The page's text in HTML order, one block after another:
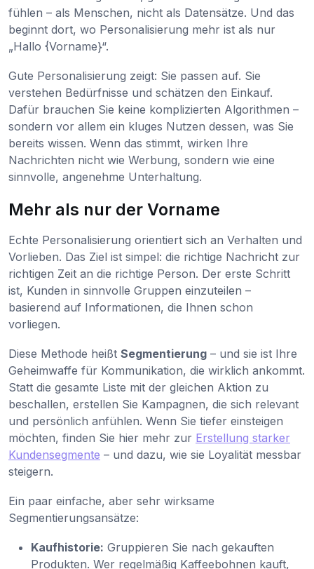
fühlen – als Menschen, nicht als Datensätze. Und das
beginnt dort, wo Personalisierung mehr ist als nur
„Hallo {Vorname}“.
Gute Personalisierung zeigt: Sie passen auf. Sie
verstehen Bedürfnisse und schätzen den Einkauf.
Dafür brauchen Sie keine komplizierten Algorithmen –
sondern vor allem ein kluges Nutzen dessen, was Sie
bereits wissen. Wenn das stimmt, wirken Ihre
Nachrichten nicht wie Werbung, sondern wie eine
sinnvolle, angenehme Unterhaltung.
Mehr als nur der Vorname
Echte Personalisierung orientiert sich an Verhalten und
Vorlieben. Das Ziel ist simpel: die richtige Nachricht zur
richtigen Zeit an die richtige Person. Der erste Schritt
ist, Kunden in sinnvolle Gruppen einzuteilen –
basierend auf Informationen, die Ihnen schon
vorliegen.
Diese Methode heißt Segmentierung – und sie ist Ihre
Geheimwaffe für Kommunikation, die wirklich ankommt.
Statt die gesamte Liste mit der gleichen Aktion zu
beschallen, erstellen Sie Kampagnen, die sich relevant
und persönlich anfühlen. Wenn Sie tiefer einsteigen
möchten, finden Sie hier mehr zur Erstellung starker
Kundensegmente – und dazu, wie sie Loyalität messbar
steigern.
Ein paar einfache, aber sehr wirksame
Segmentierungsansätze:
Kaufhistorie: Gruppieren Sie nach gekauften
Produkten. Wer regelmäßig Kaffeebohnen kauft,